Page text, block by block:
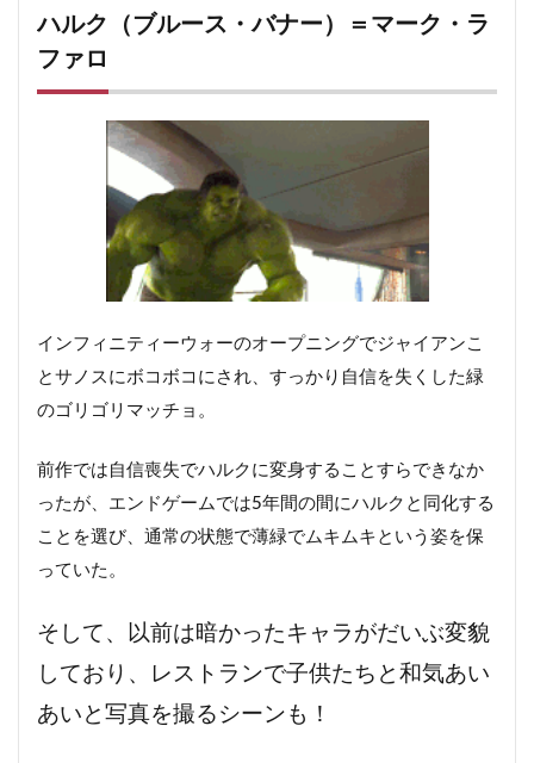
30.5 関連記事
ハルク（ブルース・バナー）＝マーク・ラ
ファロ
インフィニティーウォーのオープニングでジャイアンこ
とサノスにボコボコにされ、すっかり自信を失くした緑
のゴリゴリマッチョ。
前作では自信喪失でハルクに変身することすらできなか
ったが、エンドゲームでは5年間の間にハルクと同化する
ことを選び、通常の状態で薄緑でムキムキという姿を保
っていた。
そして、以前は暗かったキャラがだいぶ変貌
しており、レストランで子供たちと和気あい
あいと写真を撮るシーンも！